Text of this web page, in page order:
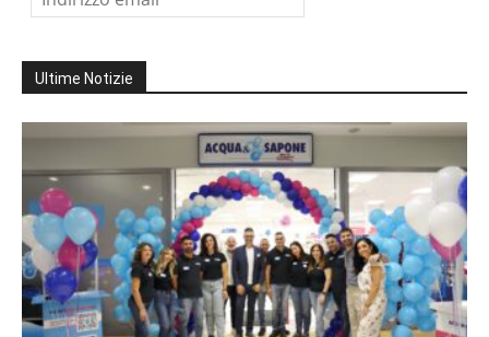
Ultime Notizie